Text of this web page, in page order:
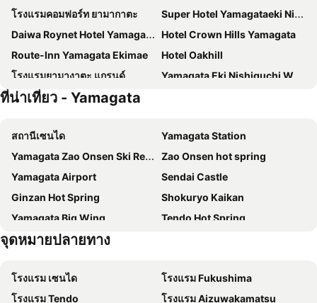
โรงแรมคอมฟอร์ท ยามากาตะ
Super Hotel Yamagataeki Nishiguchi Hot Spring
Daiwa Roynet Hotel Yamagata Ekimae
Hotel Crown Hills Yamagata
Route-Inn Yamagata Ekimae
Hotel Oakhill
โรงแรมยามางาตะ แกรนด์
Yamagata Eki Nishiguchi Washington Hotel
Yamagata Nanokamachi Washington Hotel
Yamagata Airport Hotel
Hotel New Mogamiya
โตโยะโคะอิน ยามากาตะ-เอกิ นิชิ-กุชิ
Takamiya Hotel Hammond
ทากามิยะ รุริกุระ รีสอร์ท
Hotel Route-Inn Yamagata Minami -Daigaku Byoin Mae-
Hotel Capital in Yamagata
ロッヂ スガノ
Route-Inn Tendo
Hotel Kikuya
Hotel Symphony Annex Sagae Onsen
ที่น่าเที่ยว - Yamagata
สถานีเซนได
Yamagata Station
Yamagata Zao Onsen Ski Resort
Zao Onsen hot spring
Yamagata Airport
Sendai Castle
Ginzan Hot Spring
Shokuryo Kaikan
Yamagata Big Wing
Tendo Hot Spring
Kaminoyama Hot Spring
Rakuten Kobo Stadium Miyagi
Sendaijo Ato
จุดหมายปลายทาง
โรงแรม เซนได
โรงแรม Fukushima
โรงแรม Tendo
โรงแรม Aizuwakamatsu